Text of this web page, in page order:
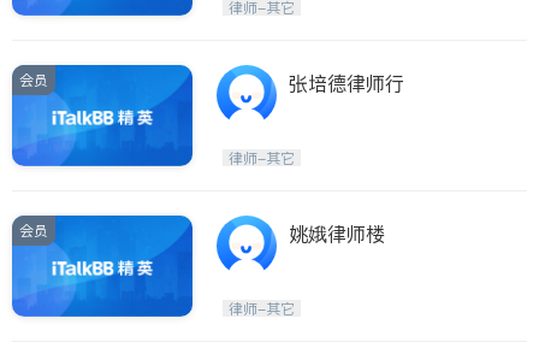
律师-其它
会员 张培德律师行
律师-其它
会员 姚娥律师楼
律师-其它